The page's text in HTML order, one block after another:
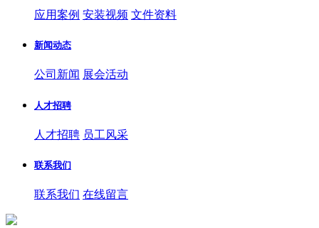
应用案例 安装视频 文件资料
新闻动态
公司新闻 展会活动
人才招聘
人才招聘 员工风采
联系我们
联系我们 在线留言